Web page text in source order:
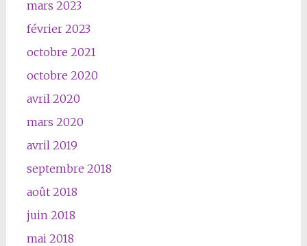
mars 2023
février 2023
octobre 2021
octobre 2020
avril 2020
mars 2020
avril 2019
septembre 2018
août 2018
juin 2018
mai 2018